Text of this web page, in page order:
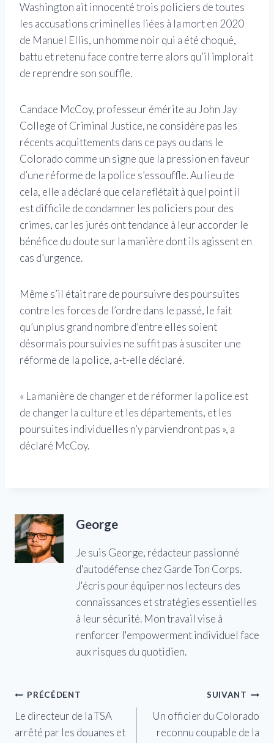
Washington ait innocenté trois policiers de toutes
les accusations criminelles liées à la mort en 2020
de Manuel Ellis, un homme noir qui a été choqué,
battu et retenu face contre terre alors qu’il implorait
de reprendre son souffle.
Candace McCoy, professeur émérite au John Jay
College of Criminal Justice, ne considère pas les
récents acquittements dans ce pays ou dans le
Colorado comme un signe que la pression en faveur
d’une réforme de la police s’essouffle. Au lieu de
cela, elle a déclaré que cela reflétait à quel point il
est difficile de condamner les policiers pour des
crimes, car les jurés ont tendance à leur accorder le
bénéfice du doute sur la manière dont ils agissent en
cas d’urgence.
Même s’il était rare de poursuivre des poursuites
contre les forces de l’ordre dans le passé, le fait
qu’un plus grand nombre d’entre elles soient
désormais poursuivies ne suffit pas à susciter une
réforme de la police, a-t-elle déclaré.
« La manière de changer et de réformer la police est
de changer la culture et les départements, et les
poursuites individuelles n’y parviendront pas », a
déclaré McCoy.
George
Je suis George, rédacteur passionné
d'autodéfense chez Garde Ton Corps.
J'écris pour équiper nos lecteurs des
connaissances et stratégies essentielles
à leur sécurité. Mon travail vise à
renforcer l'empowerment individuel face
aux risques du quotidien.
Navigation
de
PRÉCÉDENT
Le directeur de la TSA
arrêté par les douanes et
SUIVANT
Un officier du Colorado
reconnu coupable de la